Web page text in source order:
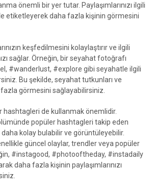
önemli bir yer tutar. Paylaşımlarınızı ilgili
etiketleyerek daha fazla kişinin görmesini
keşfedilmesini kolaylaştırır ve ilgili
sağlar. Örneğin, bir seyahat fotoğrafı
#wanderlust, #explore gibi seyahatle ilgili
Bu şekilde, seyahat tutkunları ve
görmesini sağlayabilirsiniz.
hashtagleri de kullanmak önemlidir.
popüler hashtagleri takip eden
daha kolay bulabilir ve görüntüleyebilir.
güncel olaylar, trendler veya popüler
#instagood, #photooftheday, #instadaily
daha fazla kişinin paylaşımlarınızı